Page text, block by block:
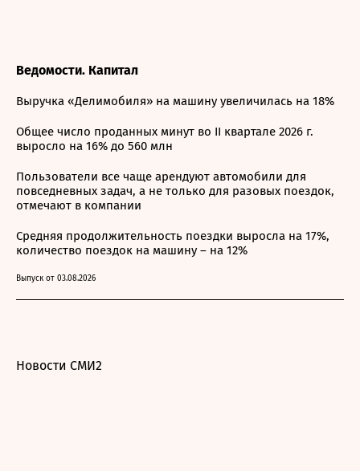
Ведомости. Капитал
Выручка «Делимобиля» на машину увеличилась на 18%
Общее число проданных минут во II квартале 2026 г.
выросло на 16% до 560 млн
Пользователи все чаще арендуют автомобили для
повседневных задач, а не только для разовых поездок,
отмечают в компании
Средняя продолжительность поездки выросла на 17%,
количество поездок на машину – на 12%
Выпуск от 03.08.2026
Новости СМИ2